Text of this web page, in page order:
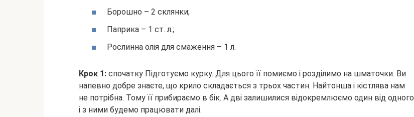
Борошно – 2 склянки;
Паприка – 1 ст. л.;
Рослинна олія для смаження – 1 л.
Крок 1: спочатку Підготуємо курку. Для цього її помиємо і розділимо на шматочки. Ви
напевно добре знаєте, що крило складається з трьох частин. Найтонша і кістлява нам
не потрібна. Тому її прибираємо в бік. А дві залишилися відокремлюємо один від одного
і з ними будемо працювати далі.